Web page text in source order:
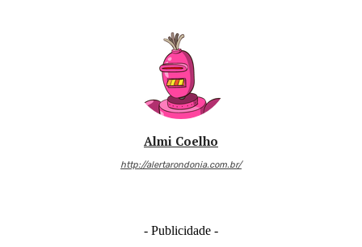
Almi Coelho
http://alertarondonia.com.br/
- Publicidade -